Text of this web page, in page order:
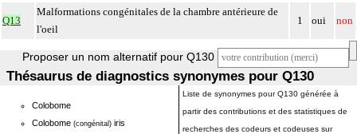
Q13
Malformations congénitales de la chambre antérieure de
l'oeil
1 oui non
Proposer un nom alternatif pour Q130
Thésaurus de diagnostics synonymes pour Q130
Colobome
Colobome (congénital) iris
Liste de synonymes pour Q130 générée à
partir des contributions et des statistiques de
recherches des codeurs et codeuses sur